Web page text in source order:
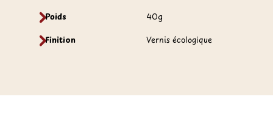
Poids
40g
Finition
Vernis écologique